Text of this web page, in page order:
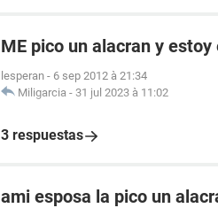
ME pico un alacran y estoy
lesperan - 6 sep 2012 à 21:34
Miligarcia - 31 jul 2023 à 11:02
3 respuestas
ami esposa la pico un